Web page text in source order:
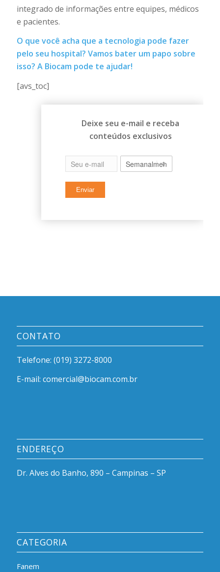
integrado de informações entre equipes, médicos
e pacientes.
O que você acha que a tecnologia pode fazer
pelo seu hospital? Vamos bater um papo sobre
isso? A Biocam pode te ajudar!
[avs_toc]
Deixe seu e-mail e receba
conteúdos exclusivos
CONTATO
Telefone: (019) 3272-8000
E-mail: comercial@biocam.com.br
ENDEREÇO
Dr. Alves do Banho, 890 – Campinas – SP
CATEGORIA
Fanem